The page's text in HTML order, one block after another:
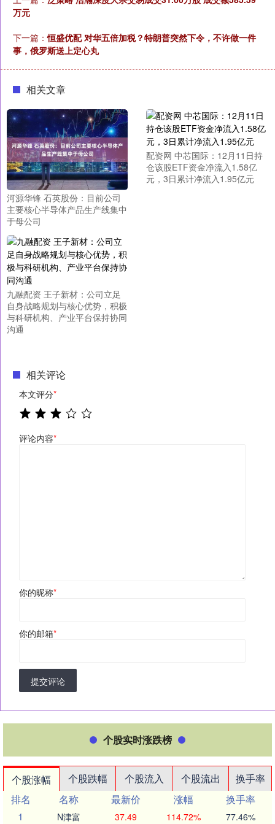
万元
下一篇：恒盛优配 对华五倍加税？特朗普突然下令，不许做一件
事，俄罗斯送上定心丸
相关文章
河源华锋 石英股份：目前公司
主要核心半导体产品生产线集中
于母公司
配资网 中芯国际：12月11日持
仓该股ETF资金净流入1.58亿
元，3日累计净流入1.95亿元
九融配资 王子新材：公司立足
自身战略规划与核心优势，积极
与科研机构、产业平台保持协同
沟通
相关评论
本文评分*
评论内容*
你的昵称*
你的邮箱*
提交评论
个股实时涨跌榜
个股涨幅 个股跌幅 个股流入 个股流出
换手率
排名
名称 最新价 涨幅
换手率
1
N津富 37.49 114.72% 77.46%